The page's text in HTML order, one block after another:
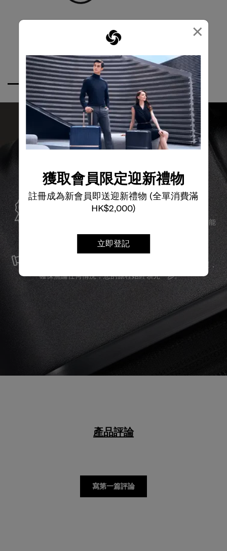
×
獲取會員限定迎新禮物
註冊成為新會員即送迎新禮物 (全單消費滿
HK$2,000)
立即登記
全球保修
Samsonite承諾提供全球保修服務，確保您的旅行裝備能
服務與維修
我們以最優質的物料製造產品，並提供可靠的服務支援，
寫第一篇評論